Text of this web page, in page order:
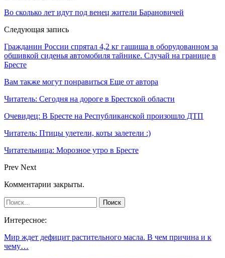
Во сколько лет идут под венец жители Барановичей
Следующая запись
Гражданин России спрятал 4,2 кг гашиша в оборудованном за
обшивкой сиденья автомобиля тайнике. Случай на границе в
Бресте
Вам также могут понравиться Еще от автора
Читатель: Сегодня на дороге в Брестской области
Очевидец: В Бресте на Республиканской произошло ДТП
Читатель: Птицы улетели, коты залетели :)
Читательница: Морозное утро в Бресте
Prev Next
Комментарии закрыты.
Интересное:
Мир ждет дефицит растительного масла. В чем причина и к
чему…